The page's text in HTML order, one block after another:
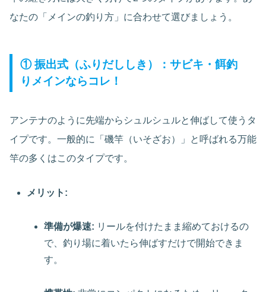
なたの「メインの釣り方」に合わせて選びましょう。
① 振出式（ふりだししき）：サビキ・餌釣
りメインならコレ！
アンテナのように先端からシュルシュルと伸ばして使うタ
イプです。一般的に「磯竿（いそざお）」と呼ばれる万能
竿の多くはこのタイプです。
メリット:
準備が爆速: リールを付けたまま縮めておけるの
で、釣り場に着いたら伸ばすだけで開始できま
す。